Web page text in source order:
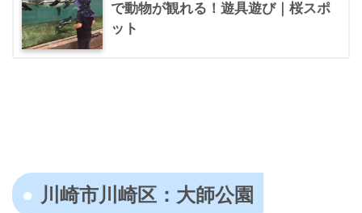
で動物が観れる！遊具遊び｜桜スポ
ット
川崎市川崎区：大師公園